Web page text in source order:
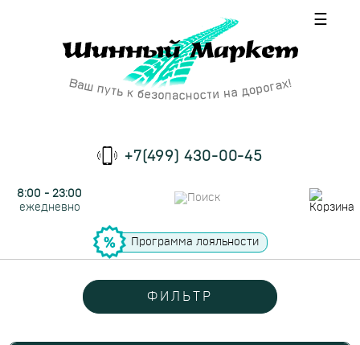
☰
+7(499) 430-00-45
8:00 - 23:00
ежедневно
Программа лояльности
ФИЛЬТР